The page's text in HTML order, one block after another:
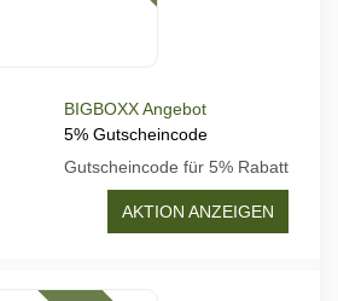
BIGBOXX Angebot
5% Gutscheincode
Gutscheincode für 5% Rabatt
AKTION ANZEIGEN